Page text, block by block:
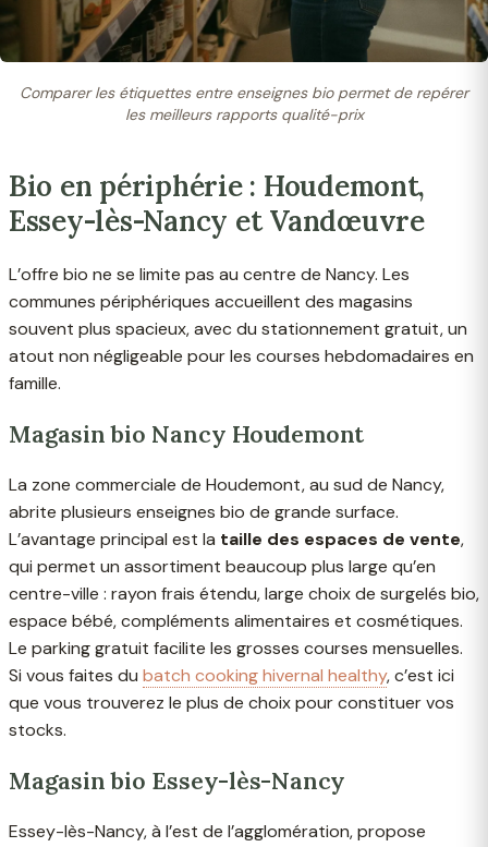
Comparer les étiquettes entre enseignes bio permet de repérer
les meilleurs rapports qualité-prix
Bio en périphérie : Houdemont,
Essey-lès-Nancy et Vandœuvre
L’offre bio ne se limite pas au centre de Nancy. Les
communes périphériques accueillent des magasins
souvent plus spacieux, avec du stationnement gratuit, un
atout non négligeable pour les courses hebdomadaires en
famille.
Magasin bio Nancy Houdemont
La zone commerciale de Houdemont, au sud de Nancy,
abrite plusieurs enseignes bio de grande surface.
L’avantage principal est la taille des espaces de vente,
qui permet un assortiment beaucoup plus large qu’en
centre-ville : rayon frais étendu, large choix de surgelés bio,
espace bébé, compléments alimentaires et cosmétiques.
Le parking gratuit facilite les grosses courses mensuelles.
Si vous faites du batch cooking hivernal healthy, c’est ici
que vous trouverez le plus de choix pour constituer vos
stocks.
Magasin bio Essey-lès-Nancy
Essey-lès-Nancy, à l’est de l’agglomération, propose